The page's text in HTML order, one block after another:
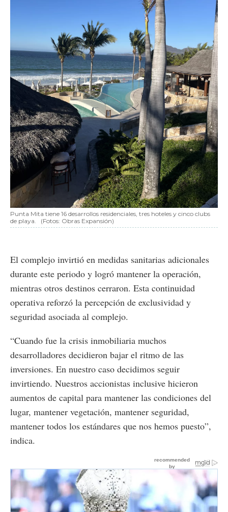
Punta Mita tiene 16 desarrollos residenciales, tres hoteles y cinco clubs
de playa.
(Fotos: Obras Expansión)
El complejo invirtió en medidas sanitarias adicionales
durante este periodo y logró mantener la operación,
mientras otros destinos cerraron. Esta continuidad
operativa reforzó la percepción de exclusividad y
seguridad asociada al complejo.
“Cuando fue la crisis inmobiliaria muchos
desarrolladores decidieron bajar el ritmo de las
inversiones. En nuestro caso decidimos seguir
invirtiendo. Nuestros accionistas inclusive hicieron
aumentos de capital para mantener las condiciones del
lugar, mantener vegetación, mantener seguridad,
mantener todos los estándares que nos hemos puesto”,
indica.